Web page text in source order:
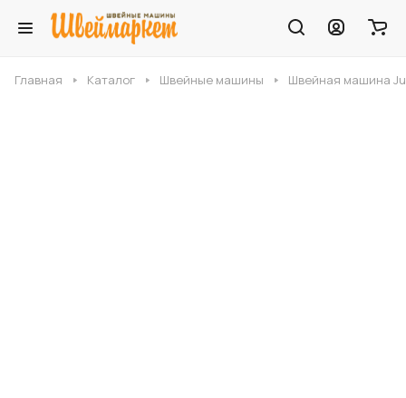
Главная Каталог Швейные машины Швейная машина